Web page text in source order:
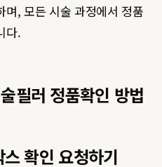
며, 모든 시술 과정에서 정품
다.
필러 정품확인 방법
확인 요청하기